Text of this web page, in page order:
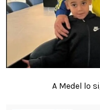
A Medel lo